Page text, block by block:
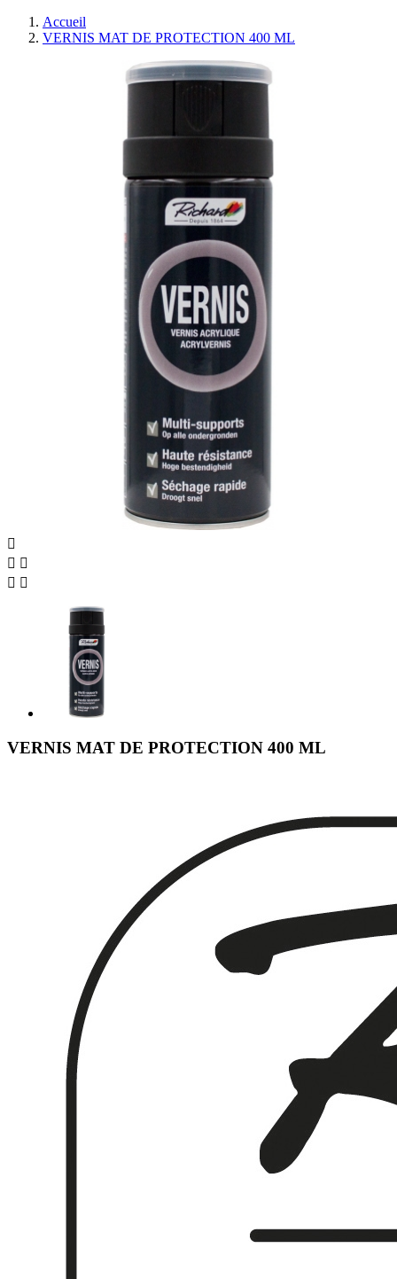
Accueil
VERNIS MAT DE PROTECTION 400 ML

 
 
VERNIS MAT DE PROTECTION 400 ML